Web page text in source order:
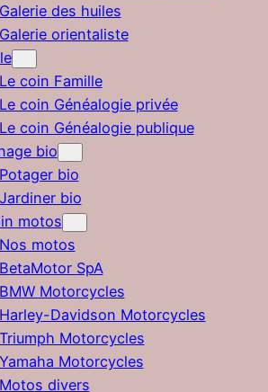
Galerie des huiles
Galerie orientaliste
Le coin Famille
Le coin Généalogie privée
Le coin Généalogie publique
bio
Potager bio
Jardiner bio
motos
Nos motos
BetaMotor SpA
BMW Motorcycles
Harley-Davidson Motorcycles
Triumph Motorcycles
Yamaha Motorcycles
Motos divers